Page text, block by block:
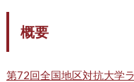
概要
第72回全国地区対抗大学